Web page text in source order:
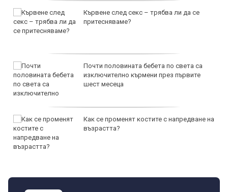
Кървене след секс – трябва ли да се
притесняваме?
Почти половината бебета по света са
изключително кърмени през първите
шест месеца
Как се променят костите с напредване на
възрастта?